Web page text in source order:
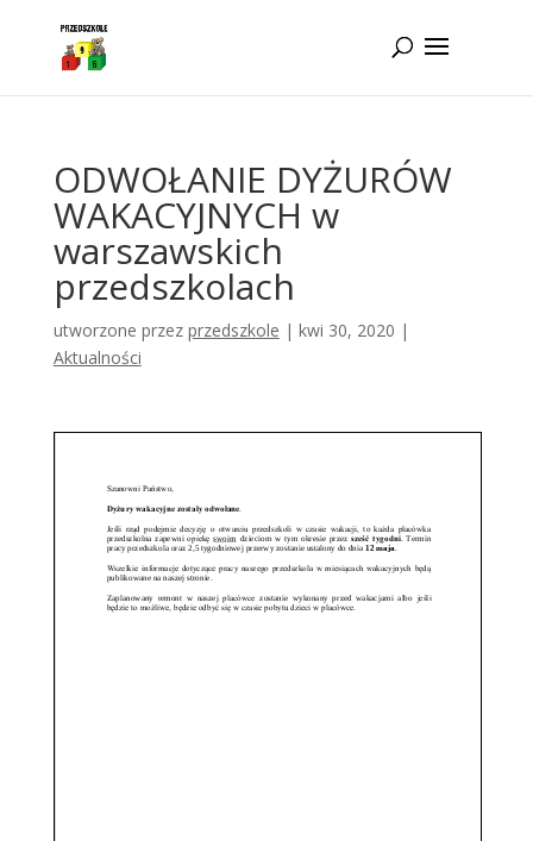
ODWOŁANIE DYŻURÓW
WAKACYJNYCH w
warszawskich
przedszkolach
utworzone przez przedszkole | kwi 30, 2020 |
Aktualności